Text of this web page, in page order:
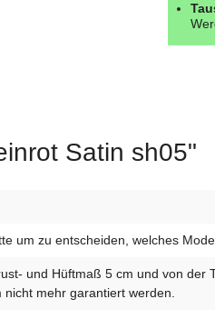
Satin sh05"
um zu entscheiden, welches
und Hüftmaß 5 cm und von der
mehr garantiert werden.